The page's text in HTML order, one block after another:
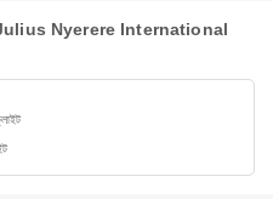
Julius Nyerere International